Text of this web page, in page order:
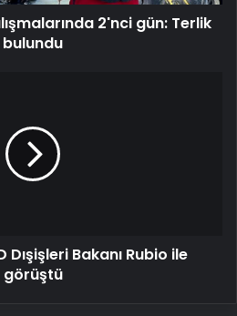
2'nci gün: Terlik
bulundu
Dışişleri Bakanı Rubio ile
görüştü